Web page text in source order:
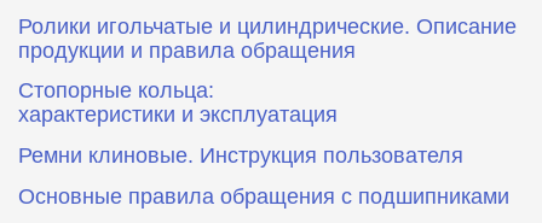
Ролики игольчатые и цилиндрические. Описание
продукции и правила обращения
Стопорные кольца:
характеристики и эксплуатация
Ремни клиновые. Инструкция пользователя
Основные правила обращения с подшипниками